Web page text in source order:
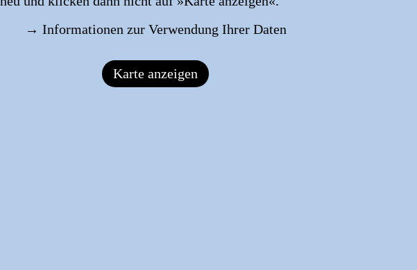
→ Informationen zur Verwendung Ihrer Daten
Karte anzeigen